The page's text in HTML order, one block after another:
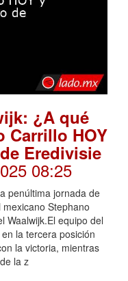
¿A qué
Carrillo HOY
Eredivisie
08:25
penúltima jornada de
Stephano
Waalwijk.El equipo del
la tercera posición
la victoria, mientras
la z